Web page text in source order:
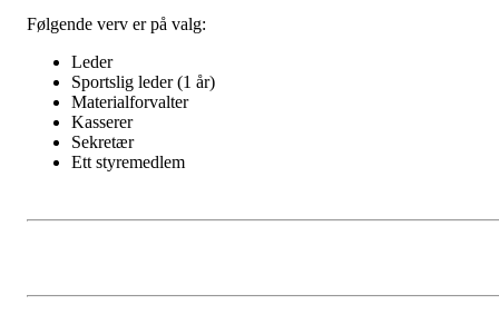
Følgende verv er på valg:
Leder
Sportslig leder (1 år)
Materialforvalter
Kasserer
Sekretær
Ett styremedlem